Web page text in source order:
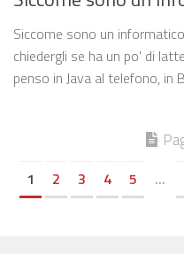
Siccome sono un
chiedergli se ha un po' di
penso in Java al telefono, in
1 2 3 4 5 ...